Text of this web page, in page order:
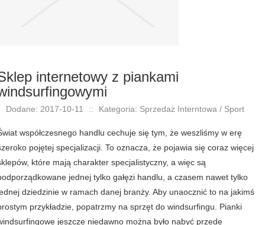
internetowy z piankami
Dodane: 2017-10-11 :: Kategoria: Sprzedaż Interntowa / Sport
współczesnego handlu cechuje się tym, że weszliśmy w erę
pojętej specjalizacji. To oznacza, że pojawia się coraz więcej
które mają charakter specjalistyczny, a więc są
jednej tylko gałęzi handlu, a czasem nawet tylko
dziedzinie w ramach danej branży. Aby unaocznić to na jakimś
przykładzie, popatrzmy na sprzęt do windsurfingu. Pianki
jeszcze niedawno można było nabyć przede